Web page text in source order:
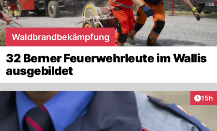
Waldbrandbekämpfung
32 Berner Feuerwehrleute im Wallis
ausgebildet
15h